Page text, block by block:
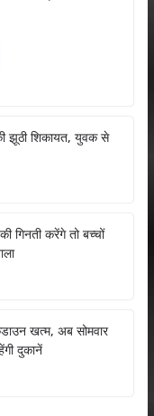
eझूठी शिकायत, युवक से
गिनती करेंगे तो बच्चों
खत्म, अब सोमवार
दुकानें